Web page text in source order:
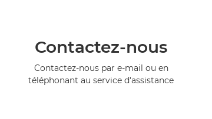
Contactez-nous
Contactez-nous par e-mail ou en
téléphonant au service d'assistance